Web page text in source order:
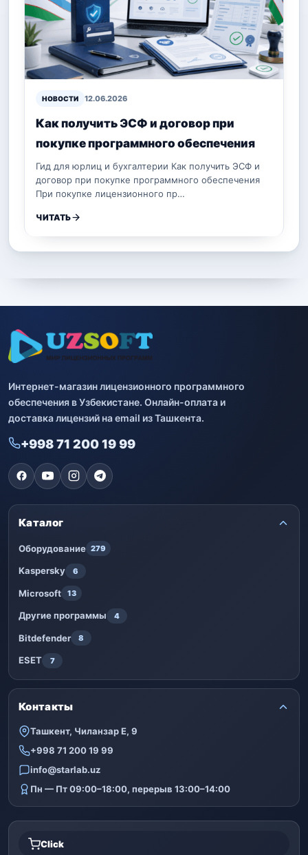
НОВОСТИ 12.06.2026
Как получить ЭСФ и договор при
покупке программного обеспечения
Гид для юрлиц и бухгалтерии Как получить ЭСФ и
договор при покупке программного обеспечения
При покупке лицензионного пр…
ЧИТАТЬ
Интернет-магазин лицензионного программного
обеспечения в Узбекистане. Онлайн-оплата и
доставка лицензий на email из Ташкента.
+998 71 200 19 99
Каталог
Оборудование 279
Kaspersky 6
Microsoft 13
Другие программы 4
Bitdefender 8
ESET 7
Контакты
Ташкент, Чиланзар Е, 9
+998 71 200 19 99
info@starlab.uz
Пн — Пт 09:00–18:00, перерыв 13:00–14:00
Click